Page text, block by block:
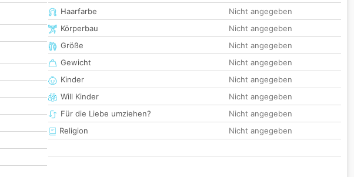
Haarfarbe
Nicht angegeben
Körperbau
Nicht angegeben
Größe
Nicht angegeben
Gewicht
Nicht angegeben
Kinder
Nicht angegeben
Will Kinder
Nicht angegeben
Für die Liebe umziehen?
Nicht angegeben
Religion
Nicht angegeben